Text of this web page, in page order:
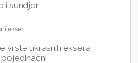
i sundjer
ekseri
vrste ukrasnih eksera
pojedinačni